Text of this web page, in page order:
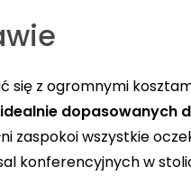
się z ogromnymi
dopasowanych
zaspokoi wszystkie
konferencyjnych w